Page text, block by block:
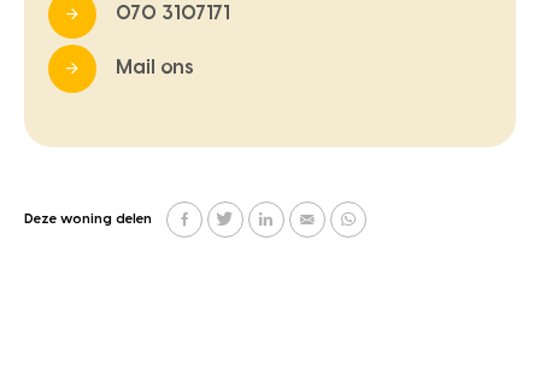
070 3107171
Mail ons
Deze woning delen